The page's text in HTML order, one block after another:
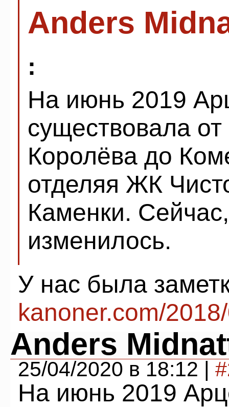
Anders
:
На июнь 2019
существовала
Королёва до
отделяя ЖК
Каменки.
изменилось.
У нас была
kanoner.com/
Anders
25/04/2020 в 18:12 |
На июнь 2019